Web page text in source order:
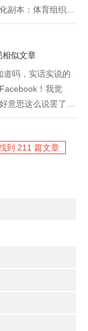
副本：体育组织，
怪为何人们对制度
己：你与时俱进了
相似文章
吗，实话实说的
！我觉
意思这么说罢了。
擎已经联起手来，
到 211 篇文章